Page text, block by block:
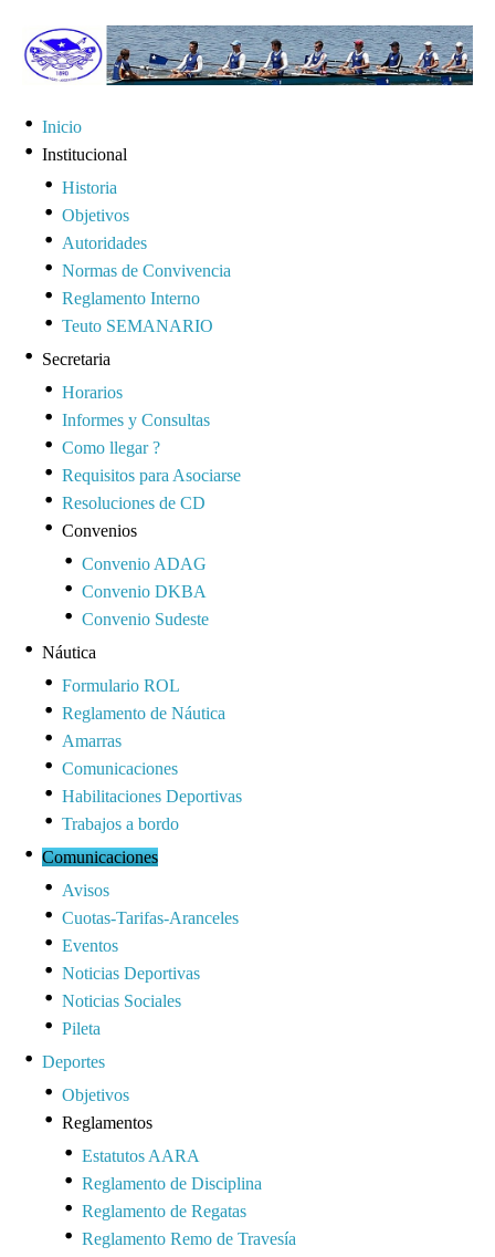
Inicio
Institucional
Historia
Objetivos
Autoridades
Normas de Convivencia
Reglamento Interno
Teuto SEMANARIO
Secretaria
Horarios
Informes y Consultas
Como llegar ?
Requisitos para Asociarse
Resoluciones de CD
Convenios
Convenio ADAG
Convenio DKBA
Convenio Sudeste
Náutica
Formulario ROL
Reglamento de Náutica
Amarras
Comunicaciones
Habilitaciones Deportivas
Trabajos a bordo
Comunicaciones
Avisos
Cuotas-Tarifas-Aranceles
Eventos
Noticias Deportivas
Noticias Sociales
Pileta
Deportes
Objetivos
Reglamentos
Estatutos AARA
Reglamento de Disciplina
Reglamento de Regatas
Reglamento Remo de Travesía